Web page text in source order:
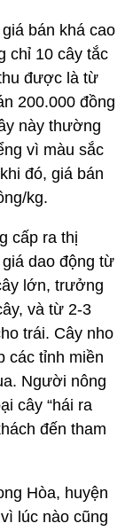
bán khá cao
chỉ 10 cây tắc
được là từ
200.000 đồng
này thường
vì màu sắc
đó, giá bán
kg.
cấp ra thị
dao động từ
lớn, trưởng
và từ 2-3
trái. Cây nho
các tỉnh miền
Người nông
cây “hái ra
đến tham
Hòa, huyện
lúc nào cũng